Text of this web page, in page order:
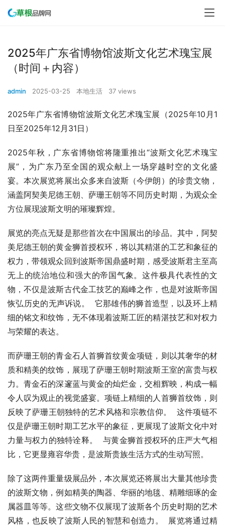
2025年广东省博物馆波斯文化艺术瑰宝展
（时间＋内容）
admin 2025-03-25 本地生活 37 views
2025年广东省博物馆波斯文化艺术瑰宝展（2025年10月1
日至2025年12月31日）
2025年秋，广东省博物馆将隆重推出“波斯文化艺术瑰宝
展”，为广东乃至全国的观众献上一场穿越时空的文化盛
宴。本次展览将展出众多来自波斯（今伊朗）的珍贵文物，
涵盖阿契美尼德王朝、萨珊王朝等不同历史时期，为观众全
方位展现波斯文明的璀璨辉煌。
展览的亮点无疑是那些首次在中国展出的珍品。其中，阿契
美尼德王朝的黄金狮首授权环，将以其精湛的工艺和象征的
权力，带领观众回到波斯帝国鼎盛时期，感受波斯君主至高
无上的统治地位和强大的帝国气象。这件极具代表性的文
物，不仅是波斯古代金工技艺的巅峰之作，也是对波斯帝国
恢弘历史的无声诉说。  它那雄伟的狮首造型，以及环上精
细的铭文和纹饰，无不体现着波斯工匠的精湛技艺和对权力
与荣耀的表达。
而萨珊王朝的青金石人首狮首纹黄金项链，则以其奢华的材
质和精美的纹饰，展现了萨珊王朝时期波斯王室的富贵与权
力。青金石的深邃蓝与黄金的灿烂金，交相辉映，构成一幅
令人叹为观止的视觉盛宴。项链上精细的人首狮首纹饰，则
反映了萨珊王朝独特的艺术风格和宗教信仰。  这件项链不
仅是萨珊王朝时期工艺水平的象征，更展现了波斯文化中对
力量与权力的独特诠释。  与黄金狮首授权环的庄严大气相
比，它更显雍容华贵，是波斯贵族生活方式的生动写照。
除了这两件重量级展品外，本次展览还将展出大量其他珍贵
的波斯文物，例如精美的陶器、华丽的地毯、精雕细琢的金
属器皿等等。这些文物不仅展现了波斯各个历史时期的艺术
风格，也反映了波斯人民的智慧和创造力。  展览将通过精